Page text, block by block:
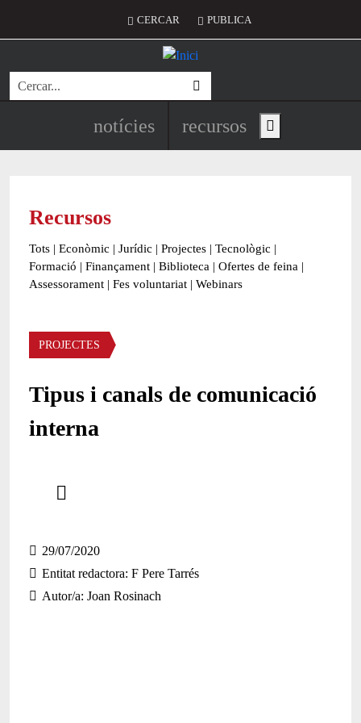
Menú del compte d'usuari
CERCAR PUBLICA
Cerca
Navegació principal de
notícies recursos Show main menu
Recursos
Tots | Econòmic | Jurídic | Projectes | Tecnològic |
Formació | Finançament | Biblioteca | Ofertes de feina |
Assessorament | Fes voluntariat | Webinars
Àmbit
PROJECTES
Tipus i canals de comunicació
interna
29/07/2020
Entitat redactora F Pere Tarrés
Autor/a Joan Rosinach